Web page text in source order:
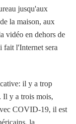
jusqu'aux
la maison, aux
vidéo en dehors de
fait l'Internet sera
il y a trop
Il y a trois mois,
COVID-19, il est